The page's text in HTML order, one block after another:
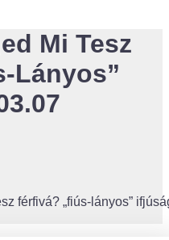
Mi Tesz
Lányos”
férfivá? „fiús-lányos”